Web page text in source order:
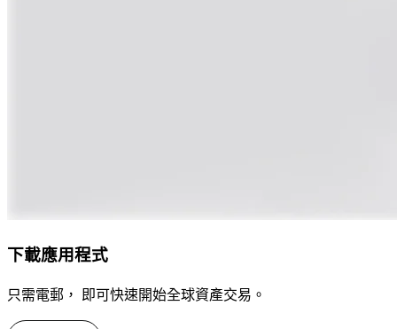
下載應用程式
只需電郵， 即可快速開始全球資產交易。